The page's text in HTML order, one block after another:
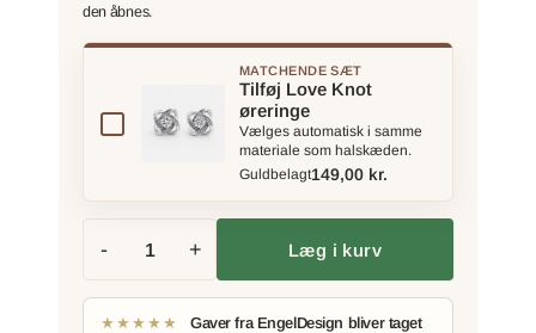
den åbnes.
MATCHENDE SÆT
Tilføj Love Knot
øreringe
Vælges automatisk i samme
materiale som halskæden.
Guldbelagt149,00 kr.
- + Læg i kurv
★★★★★
Gaver fra EngelDesign bliver taget